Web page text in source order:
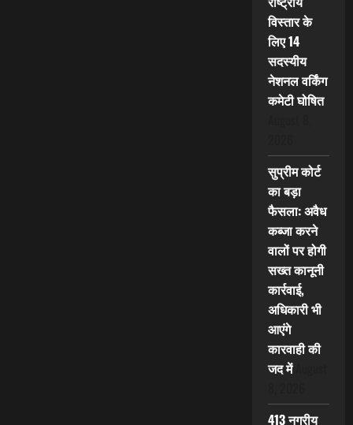
विस्तार के
लिए 14
सदस्यीय
नेशनल वर्किंग
कमेटी घोषित
सुप्रीम कोर्ट
का बड़ा
फैसला: अवैध
कब्जा करने
वालों पर होगी
सख्त कानूनी
कार्रवाई,
अधिकारी भी
आएंगे
कारवाही की
जद में
413 नगरीय